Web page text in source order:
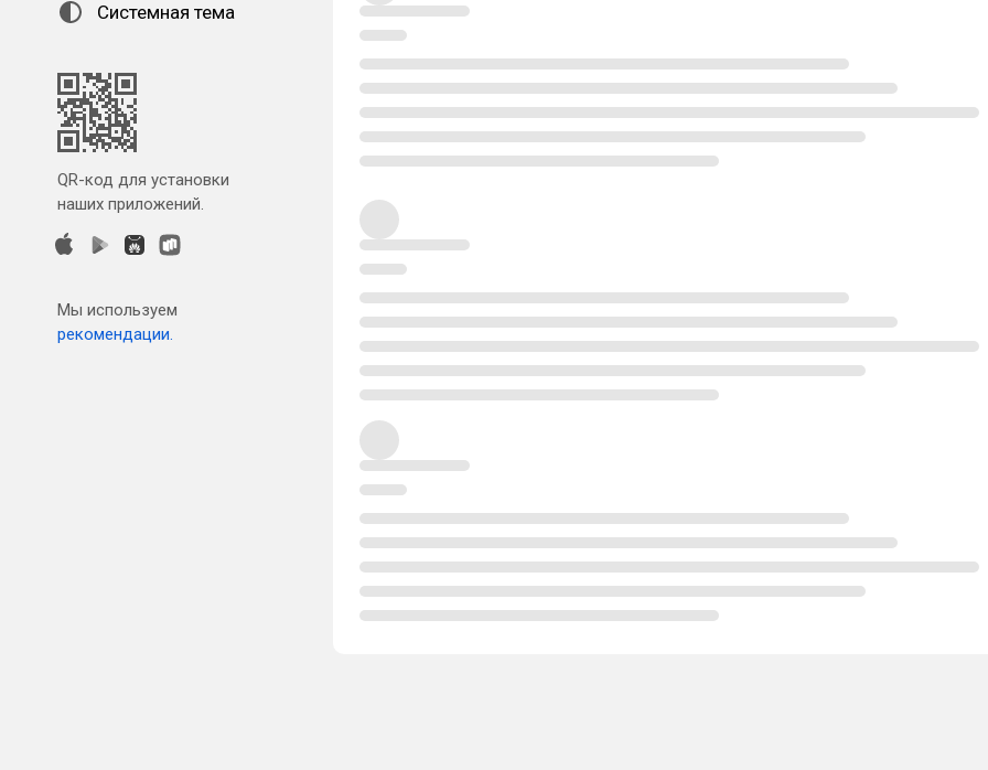
Системная тема
QR-код для установки
наших приложений.
Мы используем
рекомендации.